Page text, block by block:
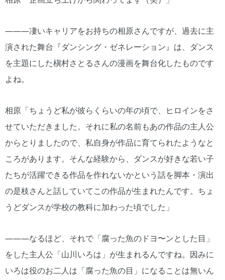
―――凄いキャリアをお持ちの相原さんですが、過去に主
演された舞台『ダンシング・ゼネレーション』は、ダンス
を主題にした槇村さとるさんの漫画を舞台化したものです
よね。
相原「ちょうど私が彼らくらいの年の頃で、ヒロインをさ
せていただきました。それに私の名前もあの作品の主人公
からとりましたので、私自身が作品に育てられたようなと
ころがあります。そんな経験から、ダンスが好きな若い子
たちが活躍できる作品を作れないかという話を脚本・演出
の是枝さんと話していてこの作品が生まれたんです。ちょ
うどダンスが学校の教科に加わった頃でした」
―――なるほど、それで「腐った魚のドヨ〜ンとした目」
をした主人公「山川いろは」が生まれるんですね。因みに
いろは役のお二人は「腐った魚の目」になることは無いん